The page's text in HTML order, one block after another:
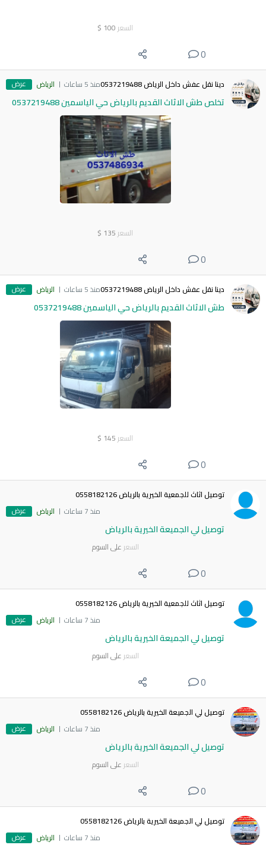
السعر 100
$
0
دينا نقل عفش داخل الرياض 0537219488 منذ 5 ساعات الرياض عرض
تخلص طش الاثاث القديم بالرياض حي الياسمين 0537219488
السعر 135
$
0
دينا نقل عفش داخل الرياض 0537219488 منذ 5 ساعات الرياض عرض
طش الاثاث القديم بالرياض حي الياسمين 0537219488
السعر 145
$
0
توصيل اثاث للجمعية الخيرية بالرياض 0558182126
منذ 7 ساعات
الرياض عرض
توصيل لي الجميعة الخيرية بالرياض
السعر على السوم
0
توصيل اثاث للجمعية الخيرية بالرياض 0558182126
منذ 7 ساعات
الرياض عرض
توصيل لي الجميعة الخيرية بالرياض
السعر على السوم
0
توصيل لي الجميعة الخيرية بالرياض 0558182126
منذ 7 ساعات
الرياض عرض
توصيل لي الجميعة الخيرية بالرياض
السعر على السوم
0
توصيل لي الجميعة الخيرية بالرياض 0558182126
منذ 7 ساعات
الرياض عرض